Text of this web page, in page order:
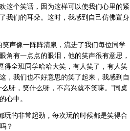
这个笑话，因为这样可以使我们心里的紧
我们的耳朵。这时，我感到自己仿佛置身
笑声像一阵阵清泉，流进了我们每位同学
角有一点点的眼泪，他的笑声很有意思，
得全班同学哈哈大笑，有人笑了，有人笑
我们也不好意思的笑了起来，我感到自
呀，笑什么呀，不高兴就不笑嘛。”同桌
心中。
玩的非常起劲，每次玩的时候都是笑得合
？